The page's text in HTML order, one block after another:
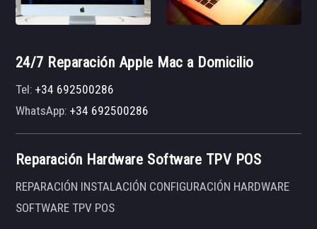
24/7 Reparación Apple Mac a Domicilio
Tel:+34 692500286
WhatsApp:+34 692500286
Reparación Hardware Software TPV POS
REPARACIÓN INSTALACIÓN CONFIGURACIÓN HARDWARE
SOFTWARE TPV POS